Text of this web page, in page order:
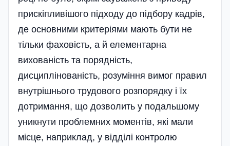
прискіпливішого підходу до підбору кадрів,
де основними критеріями мають бути не
тільки фаховість, а й елементарна
вихованість та порядність,
дисциплінованість, розуміння вимог правил
внутрішнього трудового розпорядку і їх
дотримання, що дозволить у подальшому
уникнути проблемних моментів, які мали
місце, наприклад, у відділі контролю